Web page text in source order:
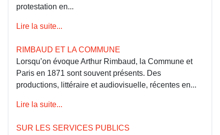
protestation en...
Lire la suite...
RIMBAUD ET LA COMMUNE
Lorsqu’on évoque Arthur Rimbaud, la Commune et
Paris en 1871 sont souvent présents. Des
productions, littéraire et audiovisuelle, récentes en...
Lire la suite...
SUR LES SERVICES PUBLICS